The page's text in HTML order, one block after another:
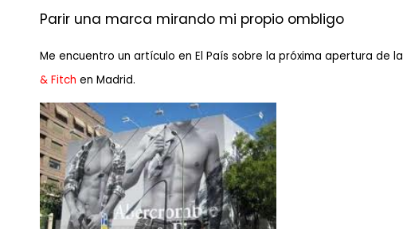
Parir una marca mirando mi propio ombligo
Me encuentro un artículo en El País sobre la próxima apertura de la
& Fitch en Madrid.